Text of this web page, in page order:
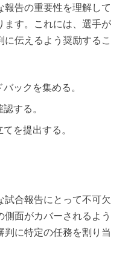
告の重要性を理解して
ます。これには、選手が
伝えるよう奨励するこ
ックを集める。
する。
を提出する。
合報告にとって不可欠
面がカバーされるよう
に特定の任務を割り当